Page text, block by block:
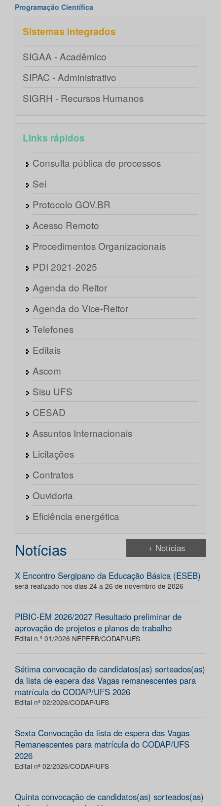
Programação Científica
Sistemas integrados
SIGAA - Acadêmico
SIPAC - Administrativo
SIGRH - Recursos Humanos
Links rápidos
Consulta pública de processos
Sei
Protocolo GOV.BR
Acesso Remoto
Procedimentos Organizacionais
PDI 2021-2025
Agenda do Reitor
Agenda do Vice-Reitor
Telefones
Editais
Ascom
Sisu UFS
CESAD
Assuntos Internacionais
Licitações
Contratos
Ouvidoria
Eficiência energética
Notícias + Notícias
X Encontro Sergipano da Educação Básica (ESEB)
será realizado nos dias 24 a 26 de novembro de 2026
PIBIC-EM 2026/2027 Resultado preliminar de
aprovação de projetos e planos de trabalho
Edital n.º 01/2026 NEPEEB/CODAP/UFS
Sétima convocação de candidatos(as) sorteados(as)
da lista de espera das Vagas remanescentes para
matrícula do CODAP/UFS 2026
Edital nº 02/2026/CODAP/UFS
Sexta Convocação da lista de espera das Vagas
Remanescentes para matrícula do CODAP/UFS
2026
Edital nº 02/2026/CODAP/UFS
Quinta convocação de candidatos(as) sorteados(as)